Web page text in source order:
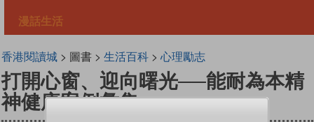
漫話生活
香港閱讀城> 圖書 > 生活百科> 心理勵志
打開心窗、迎向曙光──能耐為本精
神健康案例彙集